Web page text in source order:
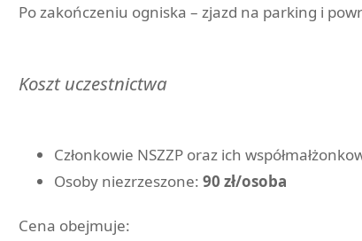
Po zakończeniu ogniska – zjazd na parking i
Koszt uczestnictwa
Członkowie NSZZP oraz ich
Osoby niezrzeszone:90 zł/osoba
Cena obejmuje: